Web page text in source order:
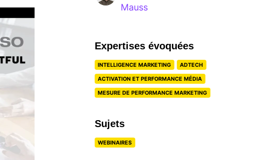
Mauss
Expertises évoquées
INTELLIGENCE MARKETING ADTECH
ACTIVATION ET PERFORMANCE MÉDIA
MESURE DE PERFORMANCE MARKETING
Sujets
WEBINAIRES